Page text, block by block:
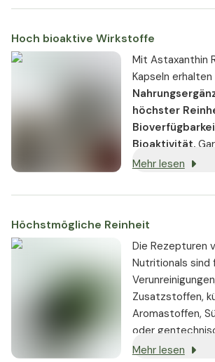
Hoch bioaktive Wirkstoffe
Mit Astaxanthin
Kapseln erhalten
höchster
Bioaktivität.
Schadstoffen
Vegetarier und
Mehr lesen
Höchstmögliche Reinheit
Die Rezepturen
Nutritionals sind
Zusatzstoffen,
Aromastoffen,
oder
Substanzen. Wo
Mehr lesen